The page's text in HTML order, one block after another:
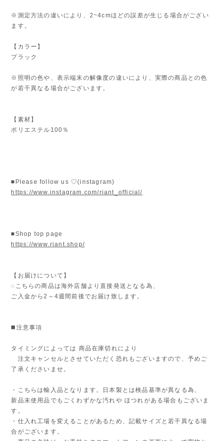
※測定方法の違いにより、2~4cmほどの誤差が生じる場合がござい
ます。
【カラー】
ブラック
※照明の色や、表示端末の解像度の違いにより、実際の商品との色
が若干異なる場合がございます。
【素材】
ポリエステル100％
■Please follow us ♡(instagram)
https://www.instagram.com/riant_official/
■Shop top page
https://www.riant.shop/
【お届けについて】
◌こちらの商品は海外店舗より直接発送となる為、
ご入金から2～4週間前後でお届け致します。
◼️注意事項
タイミングによっては 商品在庫切れにより
注文キャンセルとさせていただく恐れもございますので、予めご
了承くださいませ。
・こちらは輸入品となります。日本製とは検品基準が異なる為、
新品未使用品でもごくわずかな汚れや ほつれがある場合もございま
す。
・仕入れ工場を変えることがあるため、記載サイズと若干異なる場
合がございます。